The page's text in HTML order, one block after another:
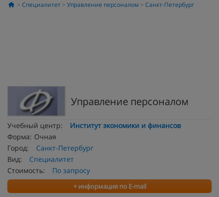
Специалитет Управление персоналом Санкт-Петербург
Управление персоналом
Учебный центр:
Институт экономики и финансов
Форма: Очная
Город:
Санкт-Петербург
Вид:
Специалитет
Стоимость:
По запросу
+ информация по E-mail